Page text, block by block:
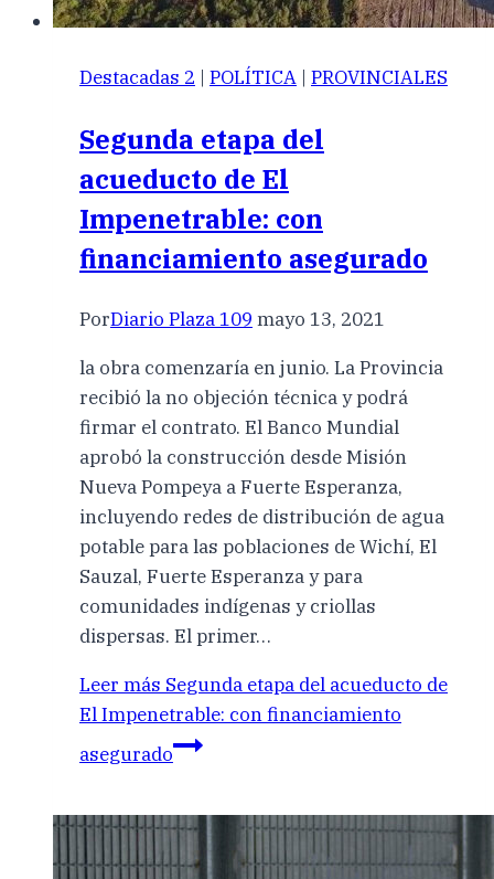
Destacadas 2 | POLÍTICA | PROVINCIALES
Segunda etapa del
acueducto de El
Impenetrable: con
financiamiento asegurado
PorDiario Plaza 109 mayo 13, 2021
la obra comenzaría en junio. La Provincia
recibió la no objeción técnica y podrá
firmar el contrato. El Banco Mundial
aprobó la construcción desde Misión
Nueva Pompeya a Fuerte Esperanza,
incluyendo redes de distribución de agua
potable para las poblaciones de Wichí, El
Sauzal, Fuerte Esperanza y para
comunidades indígenas y criollas
dispersas. El primer…
Leer más Segunda etapa del acueducto de
El Impenetrable: con financiamiento
asegurado